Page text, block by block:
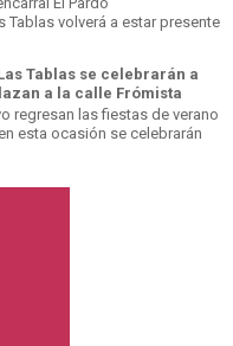
volverá a estar presente
Tablas se celebrarán a
a la calle Frómista
regresan las fiestas de verano
esta ocasión se celebrarán